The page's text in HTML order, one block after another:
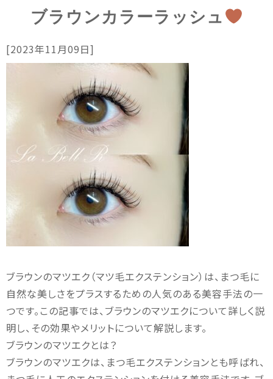
ブラウンカラーラッシュ
[2023年11月09日]
ブラウンのマツエク（マツ毛エクステンション）は、まつ毛に
自然な美しさをプラスするための人気のある美容手法の一
つです。この記事では、ブラウンのマツエクについて詳しく説
明し、その効果やメリットについて解説します。
ブラウンのマツエクとは？
ブラウンのマツエクは、まつ毛エクステンションとも呼ばれ、